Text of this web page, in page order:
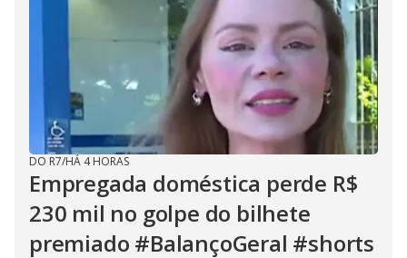
DO R7/HÁ 4 HORAS
Empregada doméstica perde R$
230 mil no golpe do bilhete
premiado #BalançoGeral #shorts